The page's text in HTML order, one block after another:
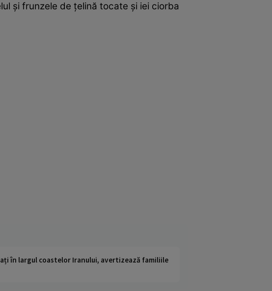
şi frunzele de ţelină tocate şi iei ciorba
în largul coastelor Iranului, avertizează familiile